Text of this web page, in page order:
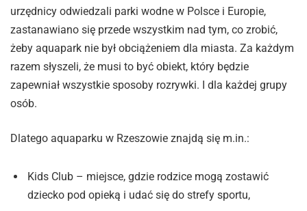
urzędnicy odwiedzali parki wodne w Polsce i Europie,
zastanawiano się przede wszystkim nad tym, co zrobić,
żeby aquapark nie był obciążeniem dla miasta. Za każdym
razem słyszeli, że musi to być obiekt, który będzie
zapewniał wszystkie sposoby rozrywki. I dla każdej grupy
osób.
Dlatego aquaparku w Rzeszowie znajdą się m.in.:
Kids Club – miejsce, gdzie rodzice mogą zostawić
dziecko pod opieką i udać się do strefy sportu,